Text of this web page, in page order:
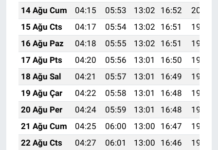
14 Ağu Cum
04:15 05:53 13:02 16:52
20:01
15 Ağu Cts
04:17 05:54 13:02 16:51
19:59
16 Ağu Paz
04:18 05:55 13:02 16:51
19:58
17 Ağu Pts
04:20 05:56 13:01 16:50
19:57
18 Ağu Sal
04:21 05:57 13:01 16:49
19:55
19 Ağu Çar
04:22 05:58 13:01 16:48
19:54
20 Ağu Per
04:24 05:59 13:01 16:48
19:52
21 Ağu Cum
04:25 06:00 13:00 16:47
19:51
22 Ağu Cts
04:27 06:01 13:00 16:46
19:49